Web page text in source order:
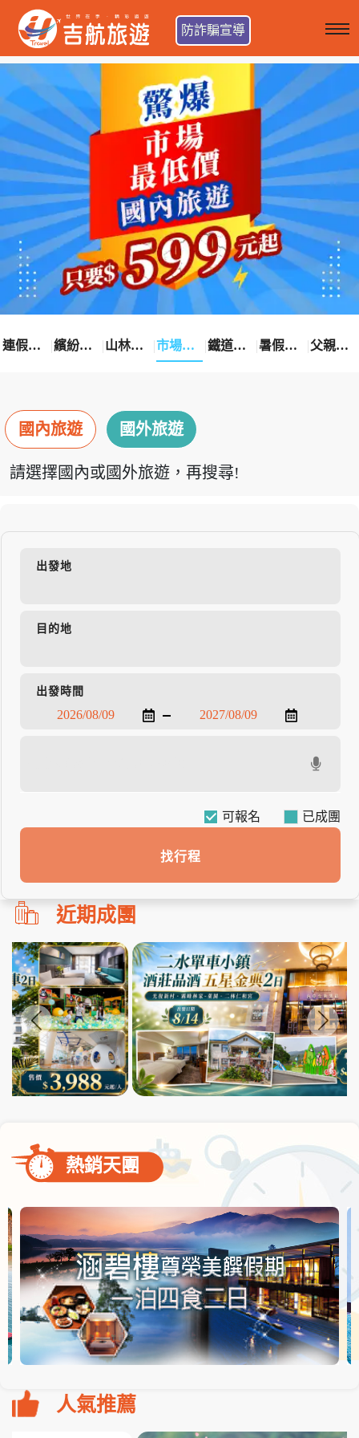
防詐騙宣導
連假卡位趣 繽紛花漾季 山林輕旅行 市場最低價 鐵道觀光之旅 暑假熱賣中 父親節優惠
國內旅遊 國外旅遊
請選擇國內或國外旅遊，再搜尋!
出發地
目的地
出發時間
可報名
找行程
刪!!
搜
bar
使
近期成團
熱銷天團
人氣推薦